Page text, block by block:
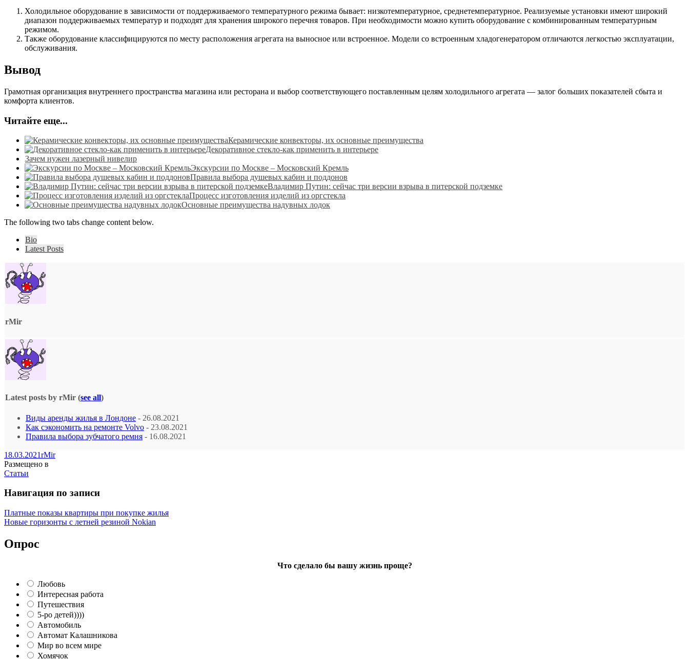
Холодильное оборудование в зависимости от поддерживаемого температурного режима бывает: низкотемпературное, среднетемпературное. Реализуемые установки имеют широкий
диапазон поддерживаемых температур и подходят для хранения широкого перечня товаров. При необходимости можно купить оборудование с комбинированным температурным
режимом.
Также оборудование классифицируются по месту расположения агрегата на выносное или встроенное. Модели со встроенным хладогенератором отличаются легкостью эксплуатации,
обслуживания.
Вывод
Грамотная организация внутреннего пространства магазина или ресторана и выбор соответствующего поставленным целям холодильного агрегата — залог больших показателей сбыта и
комфорта клиентов.
Читайте еще...
Керамические конвекторы, их основные преимущества
Декоративное стекло-как применить в интерьере
Зачем нужен лазерный нивелир
Экскурсии по Москве – Московский Кремль
Правила выбора душевых кабин и поддонов
Владимир Путин: сейчас три версии взрыва в питерской подземке
Процесс изготовления изделий из оргстекла
Основные преимущества надувных лодок
The following two tabs change content below.
Bio
Latest Posts
rMir
Latest posts by rMir (see all)
Виды аренды жилья в Лондоне - 26.08.2021
Как сэкономить на ремонте Volvo - 23.08.2021
Правила выбора зубчатого ремня - 16.08.2021
18.03.2021rMir
Размещено в
Статьи
Навигация по записи
Платные показы квартиры при покупке жилья
Новые горизонты с летней резиной Nokian
Опрос
Что сделало бы вашу жизнь проще?
Любовь
Интересная работа
Путешествия
5-ро детей))))
Автомобиль
Автомат Калашникова
Мир во всем мире
Хомячок